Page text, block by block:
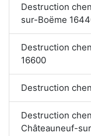
Destruction
sur-Boëme
Destruction
16600
Destruction
Destruction
Châteauneuf-